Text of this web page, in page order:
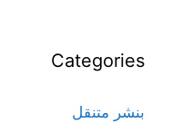
Categories
بنشر متنقل